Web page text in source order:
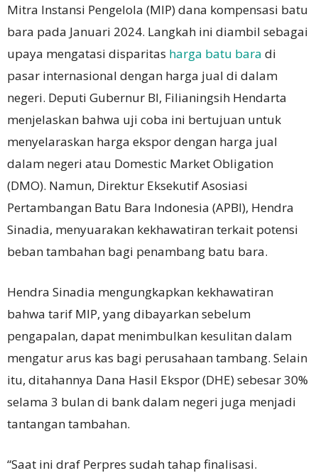
Mitra Instansi Pengelola (MIP) dana kompensasi batu
bara pada Januari 2024. Langkah ini diambil sebagai
upaya mengatasi disparitas harga batu bara di
pasar internasional dengan harga jual di dalam
negeri. Deputi Gubernur BI, Filianingsih Hendarta
menjelaskan bahwa uji coba ini bertujuan untuk
menyelaraskan harga ekspor dengan harga jual
dalam negeri atau Domestic Market Obligation
(DMO). Namun, Direktur Eksekutif Asosiasi
Pertambangan Batu Bara Indonesia (APBI), Hendra
Sinadia, menyuarakan kekhawatiran terkait potensi
beban tambahan bagi penambang batu bara.
Hendra Sinadia mengungkapkan kekhawatiran
bahwa tarif MIP, yang dibayarkan sebelum
pengapalan, dapat menimbulkan kesulitan dalam
mengatur arus kas bagi perusahaan tambang. Selain
itu, ditahannya Dana Hasil Ekspor (DHE) sebesar 30%
selama 3 bulan di bank dalam negeri juga menjadi
tantangan tambahan.
“Saat ini draf Perpres sudah tahap finalisasi.